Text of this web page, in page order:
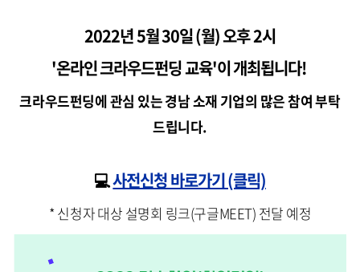
2022년 5월 30일 (월) 오후 2시
'온라인 크라우드펀딩 교육'이 개최됩니다!
크라우드펀딩에 관심 있는 경남 소재 기업의 많은 참여 부탁
드립니다.
💻사전신청 바로가기 (클릭)
* 신청자 대상 설명회 링크(구글MEET) 전달 예정